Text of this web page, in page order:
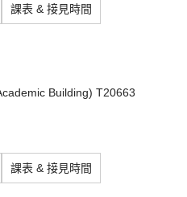
課表 & 接見時間
Building) T20663
課表 & 接見時間